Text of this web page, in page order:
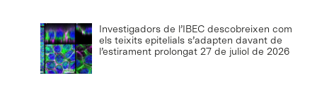
Investigadors de l’IBEC descobreixen com
els teixits epitelials s’adapten davant de
l’estirament prolongat 27 de juliol de 2026